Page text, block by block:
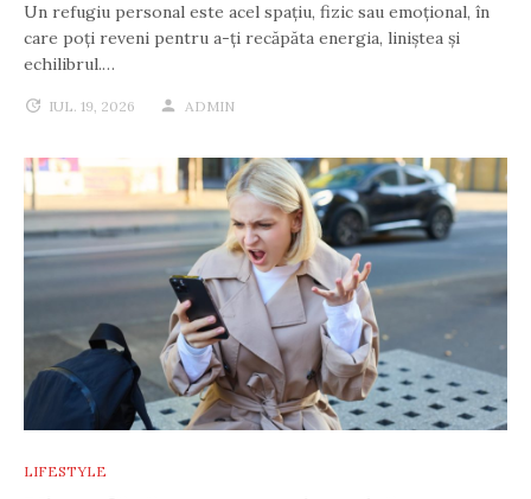
Un refugiu personal este acel spațiu, fizic sau emoțional, în
care poți reveni pentru a-ți recăpăta energia, liniștea și
echilibrul.…
IUL. 19, 2026 ADMIN
LIFESTYLE